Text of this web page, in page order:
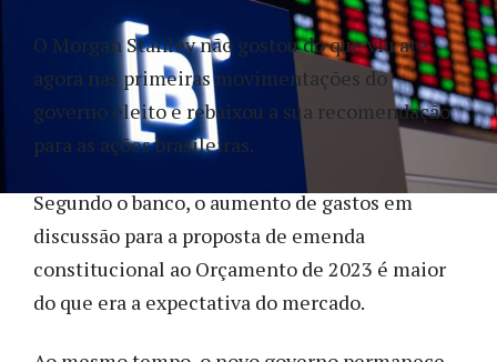
O Morgan Stanley não gostou do que viu até
agora nas primeiras movimentações do
governo eleito e rebaixou a sua recomendação
para as ações brasileiras.
Segundo o banco, o aumento de gastos em
discussão para a proposta de emenda
constitucional ao Orçamento de 2023 é maior
do que era a expectativa do mercado.